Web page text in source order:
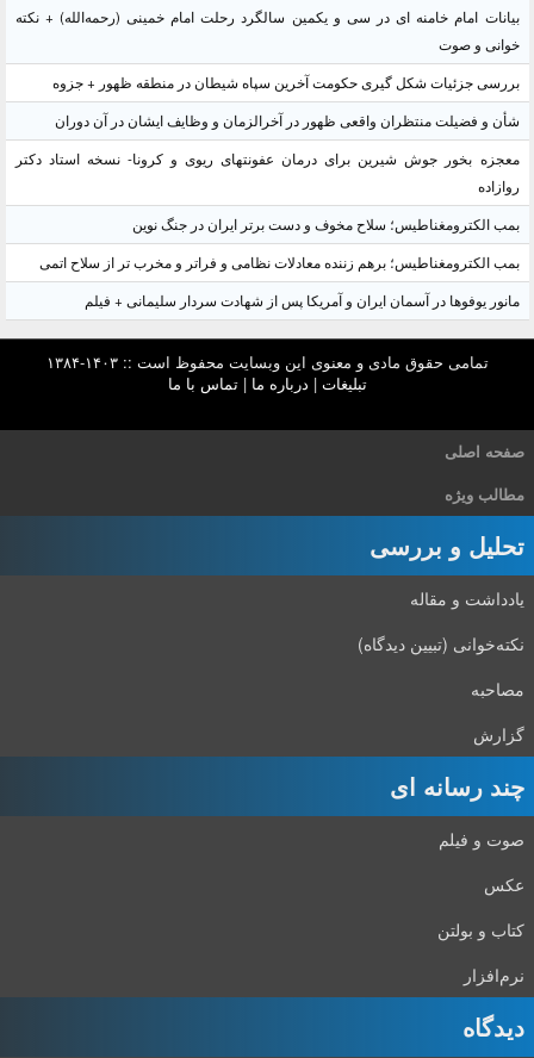
بیانات امام خامنه ای در سی و یکمین سالگرد رحلت امام خمینی (رحمه‌الله) + نکته
خوانی و صوت
بررسی جزئیات شکل گیری حکومت آخرین سپاه شیطان در منطقه ظهور + جزوه
شأن و فضیلت منتظران واقعی ظهور در آخرالزمان و وظایف ایشان در آن دوران
معجزه بخور جوش شیرین برای درمان عفونتهای ریوی و کرونا- نسخه استاد دکتر
روازاده
بمب الکترومغناطیس؛ سلاح مخوف و دست برتر ایران در جنگ نوین
بمب الکترومغناطیس؛ برهم زننده معادلات نظامی و فراتر و مخرب تر از سلاح اتمی
مانور یوفوها در آسمان ایران و آمریکا پس از شهادت سردار سلیمانی + فیلم
تمامی حقوق مادی و معنوی این وبسایت محفوظ است :: ۱۴۰۳-۱۳۸۴
تبلیغات | درباره ما |تماس با ما
صفحه اصلی
مطالب ویژه
تحلیل و بررسی
یادداشت و مقاله
نکته‌خوانی (تبیین دیدگاه)
مصاحبه
گزارش
چند رسانه ای
صوت و فیلم
عکس
کتاب و بولتن
نرم‌افزار
دیدگاه‌